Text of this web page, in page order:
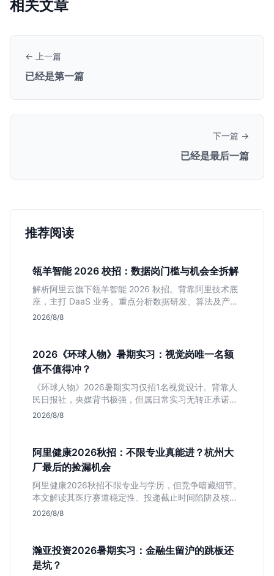
相关文章
← 上一篇
已经是第一篇
下一篇 →
已经是最后一篇
推荐阅读
瓴羊智能 2026 校招：数据岗门槛与机会全拆解
解析阿里云旗下瓴羊智能 2026 秋招。背靠阿里技术底
座，主打 DaaS 业务。重点分析数据研发、算法及产品
岗的硬性要求，评估 B 端数据路线的成长曲线与抗压挑
2026/8/8
2026《环球人物》暑期实习：视觉岗唯一名额
值不值得冲？
《环球人物》2026暑期实习仅招1名视觉设计。背靠人
民日报社，央媒背书极强，但属日常实习无转正承诺。
适合追求高含金量简历、能接受严谨流程的设计生，想
2026/8/8
阿里健康2026秋招：不限专业真能进？杭州大
厂最后的捡漏机会
阿里健康2026秋招不限专业与学历，但竞争暗藏细节。
本文解读其医疗赛道稳定性、投递截止时间陷阱及核心
岗位面试节奏，帮应届生判断是否值得投入。
2026/8/8
瀚亚投资2026暑期实习：金融生留沪的跳板还
是坑？